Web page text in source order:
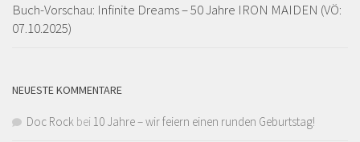
Buch-Vorschau: Infinite Dreams – 50 Jahre IRON MAIDEN (VÖ:
07.10.2025)
NEUESTE KOMMENTARE
Doc Rock bei 10 Jahre – wir feiern einen runden Geburtstag!